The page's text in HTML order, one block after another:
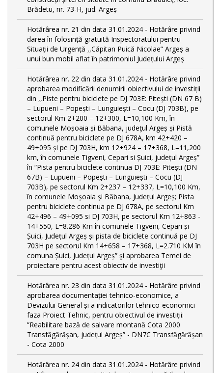
Brădetu, nr. 73-H, jud. Argeș
Hotărârea nr. 21 din data 31.01.2024 - Hotărâre privind
darea în folosință gratuită Inspectoratului pentru
Situații de Urgență ,,Căpitan Puică Nicolae” Argeș a
unui bun mobil aflat în patrimoniul Județului Argeș
Hotărârea nr. 22 din data 31.01.2024 - Hotărâre privind
aprobarea modificării denumirii obiectivului de investiții
din ,,Piste pentru biciclete pe DJ 703E: Pitești (DN 67 B)
– Lupueni – Popești – Lunguiești – Cocu (DJ 703B), pe
sectorul Km 2+200 – 12+300, L=10,100 Km, în
comunele Moșoaia și Băbana, judeţul Argeș și Pistă
continuă pentru biciclete pe DJ 678A, km 42+420 –
49+095 și pe DJ 703H, km 12+924 – 17+368, L=11,200
km, în comunele Tigveni, Cepari si Șuici, județul Argeș”
în “Pista pentru biciclete continua DJ 703E: Pitești (DN
67B) – Lupueni – Popești – Lunguiești – Cocu (DJ
703B), pe sectorul Km 2+237 – 12+337, L=10,100 Km,
în comunele Moșoaia și Băbana, Județul Argeș; Pista
pentru biciclete continua pe DJ 678A, pe sectorul Km
42+496 – 49+095 si DJ 703H, pe sectorul Km 12+863 -
14+550, L=8.286 Km în comunele Tigveni, Cepari și
Șuici, Județul Argeș și pista de biciclete continuă pe DJ
703H pe sectorul Km 14+658 – 17+368, L=2.710 KM în
comuna Șuici, Județul Argeș” şi aprobarea Temei de
proiectare pentru acest obiectiv de investiţii
Hotărârea nr. 23 din data 31.01.2024 - Hotărâre privind
aprobarea documentației tehnico-economice, a
Devizului General și a indicatorilor tehnico-economici
faza Proiect Tehnic, pentru obiectivul de investiții:
”Reabilitare bază de salvare montană Cota 2000
Transfăgărășan, județul Argeș” - DN7C Transfăgărășan
- Cota 2000
Hotărârea nr. 24 din data 31.01.2024 - Hotărâre privind